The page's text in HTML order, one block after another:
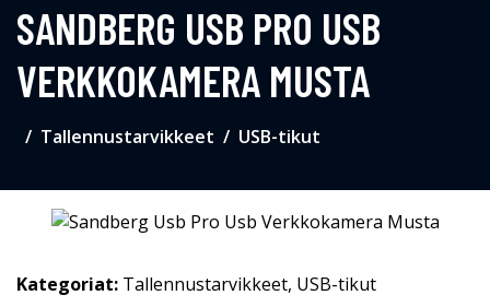
SANDBERG USB PRO USB
VERKKOKAMERA MUSTA
Tallennustarvikkeet USB-tikut
Kategoriat: Tallennustarvikkeet, USB-tikut